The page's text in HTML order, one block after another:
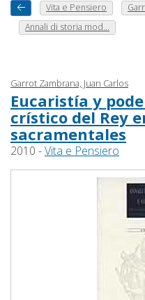
Vita e Pensiero
Annali di storia mod...
Garrot Zambrana, Juan Carlos
Eucaristía y
crístico del Rey
sacramentales
2010 -Vita e Pensiero